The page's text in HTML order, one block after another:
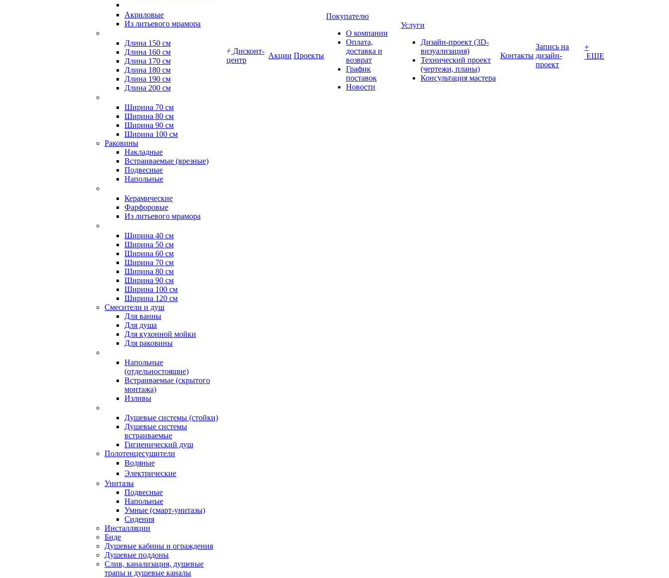
Акриловые
Из литьевого мрамора
Длина 150 см
Длина 160 см
Длина 170 см
Длина 180 см
Длина 190 см
Длина 200 см
Ширина 70 см
Ширина 80 см
Ширина 90 см
Ширина 100 см
Раковины
Накладные
Встраиваемые (врезные)
Подвесные
Напольные
Керамические
Фарфоровые
Из литьевого мрамора
Ширина 40 см
Ширина 50 см
Ширина 60 см
Ширина 70 см
Ширина 80 см
Ширина 90 см
Ширина 100 см
Ширина 120 см
Смесители и душ
Для ванны
Для душа
Для кухонной мойки
Для раковины
Напольные
(отдельностоящие)
Встраиваемые (скрытого
монтажа)
Изливы
Душевые системы (стойки)
Душевые системы
встраиваемые
Гигиенический душ
Полотенцесушители
ㅤВодяные
ㅤЭлектрические
Унитазы
Подвесные
Напольные
Умные (смарт-унитазы)
Сидения
Инсталляции
Биде
Душевые кабины и ограждения
Душевые поддоны
Слив, канализация, душевые
трапы и душевые каналы
Дисконт-
центр
Акции Проекты
Покупателю
О компании
Оплата,
доставка и
возврат
График
поставок
Новости
Услуги
Дизайн-проект (3D-
визуализация)
Технический проект
(чертежи, планы)
Консультация мастера
Контакты
Запись на
дизайн-
проект
+
ЕЩЕ